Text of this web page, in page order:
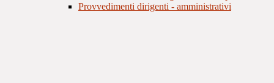
Provvedimenti dirigenti - amministrativi